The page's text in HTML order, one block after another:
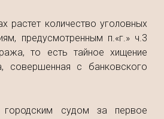
растет количество уголовных
предусмотренным п.«г.» ч.3
то есть тайное хищение
совершенная с банковского
городским судом за первое